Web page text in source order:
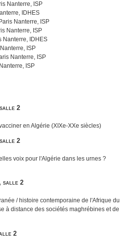
Nanterre, ISP
IDHES
Nanterre, ISP
Nanterre, ISP
Nanterre, IDHES
ISP
Nanterre, ISP
ISP
2
en Algérie (XIXe-XXe siècles)
2
voix pour l'Algérie dans les urnes ?
salle 2
/ histoire contemporaine de l'Afrique du
à distance des sociétés maghrébines et de
2